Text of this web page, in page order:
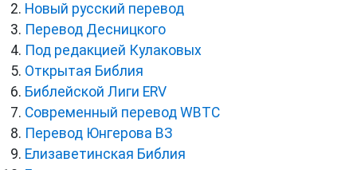
Новый русский перевод
Перевод Десницкого
Под редакцией Кулаковых
Открытая Библия
Библейской Лиги ERV
Cовременный перевод WBTC
Перевод Юнгерова ВЗ
Елизаветинская Библия